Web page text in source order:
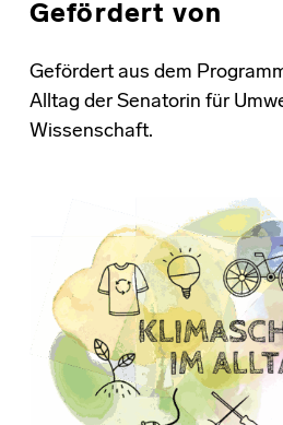
Gefördert von
Gefördert aus dem
Alltag der Senatorin für
Wissenschaft.